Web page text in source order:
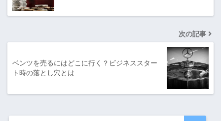
次の記事
ベンツを売るにはどこに行く？ビジネススター
ト時の落とし穴とは